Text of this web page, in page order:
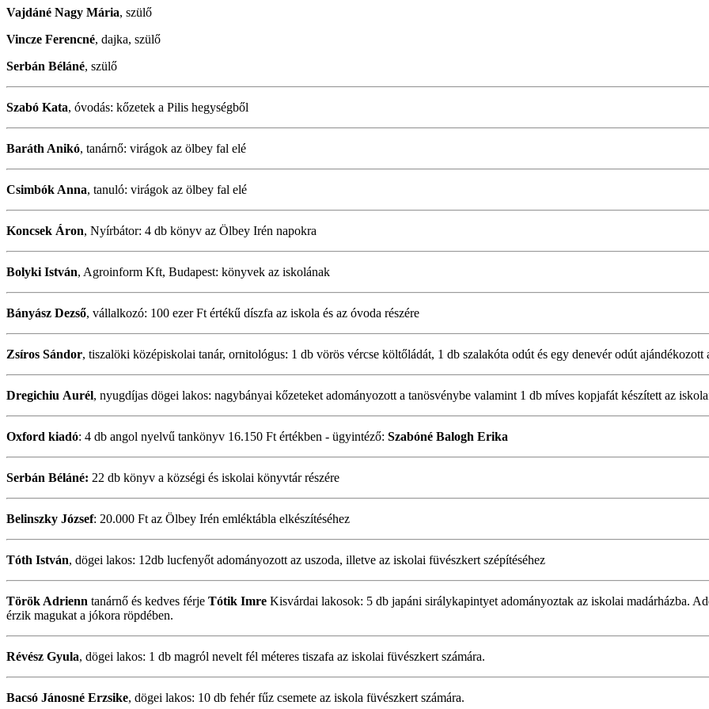
Vajdáné Nagy Mária, szülő
Vincze Ferencné, dajka, szülő
Serbán Béláné, szülő
Szabó Kata, óvodás: kőzetek a Pilis hegységből
Baráth Anikó, tanárnő: virágok az ölbey fal elé
Csimbók Anna, tanuló: virágok az ölbey fal elé
Koncsek Áron, Nyírbátor: 4 db könyv az Ölbey Irén napokra
Bolyki István, Agroinform Kft, Budapest: könyvek az iskolának
Bányász Dezső, vállalkozó: 100 ezer Ft értékű díszfa az iskola és az óvoda részére
Zsíros Sándor, tiszalöki középiskolai tanár, ornitológus: 1 db vörös vércse költőládát, 1 db szalakóta odút és egy denevér odút
Dregichiu Aurél, nyugdíjas dögei lakos: nagybányai kőzeteket adományozott a tanösvénybe valamint 1 db míves kopjafát készített az
Oxford kiadó: 4 db angol nyelvű tankönyv 16.150 Ft értékben - ügyintéző: Szabóné Balogh Erika
Serbán Béláné: 22 db könyv a községi és iskolai könyvtár részére
Belinszky József: 20.000 Ft az Ölbey Irén emléktábla elkészítéséhez
Tóth István, dögei lakos: 12db lucfenyőt adományozott az uszoda, illetve az iskolai füvészkert szépítéséhez
Török Adrienn tanárnő és kedves férje Tótik Imre Kisvárdai lakosok: 5 db japáni sirálykapintyet adományoztak az iskolai madárházba.
érzik magukat a jókora röpdében.
Révész Gyula, dögei lakos: 1 db magról nevelt fél méteres tiszafa az iskolai füvészkert számára.
Bacsó Jánosné Erzsike, dögei lakos: 10 db fehér fűz csemete az iskola füvészkert számára.